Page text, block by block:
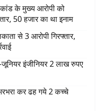
के मुख्य आरोपी को
50 हजार का था इनाम
से 3 आरोपी गिरफ्तार,
जूनियर इंजीनियर 2 लाख रुपए
कर ढह गये 2 कच्चे